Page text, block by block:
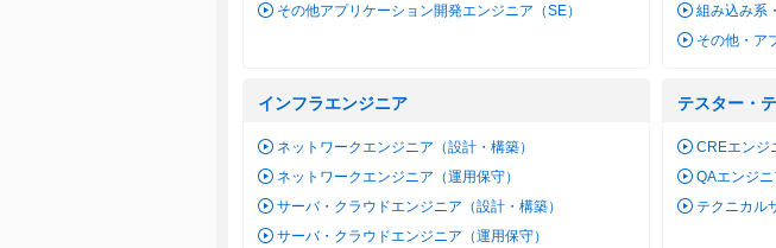
その他アプリケーション開発エンジニア（SE）
組み込み系
その他・ア
インフラエンジニア
ネットワークエンジニア（設計・構築）
ネットワークエンジニア（運用保守）
サーバ・クラウドエンジニア（設計・構築）
サーバ・クラウドエンジニア（運用保守）
テスター・
CREエンジ
QAエンジ
テクニカル